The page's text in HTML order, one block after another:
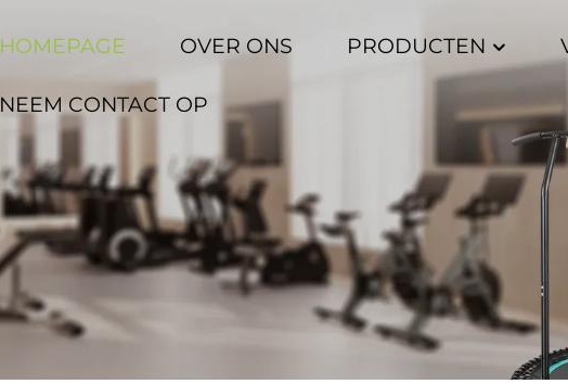
HOMEPAGE OVER ONS PRODUCTEN
NEEM CONTACT OP